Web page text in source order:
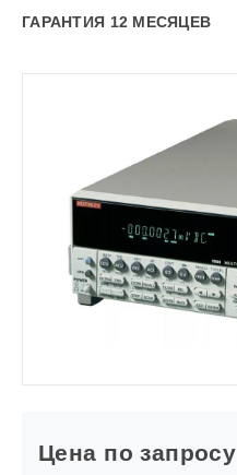
ГАРАНТИЯ 12 МЕСЯЦЕВ
Цена по запросу